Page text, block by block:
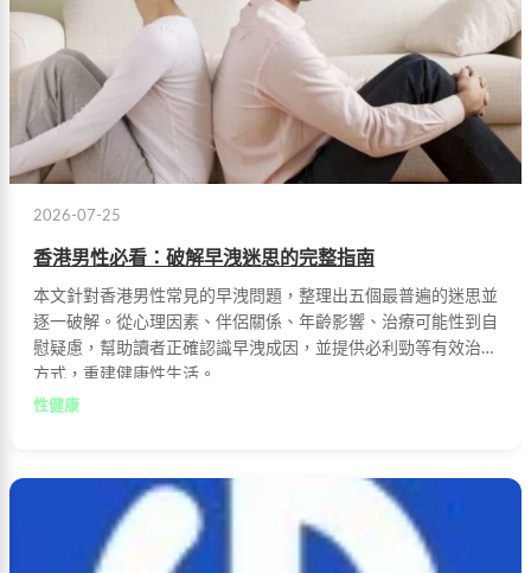
2026-07-25
香港男性必看：破解早洩迷思的完整指南
本文針對香港男性常見的早洩問題，整理出五個最普遍的迷思並
逐一破解。從心理因素、伴侶關係、年齡影響、治療可能性到自
慰疑慮，幫助讀者正確認識早洩成因，並提供必利勁等有效治療
方式，重建健康性生活。
性健康